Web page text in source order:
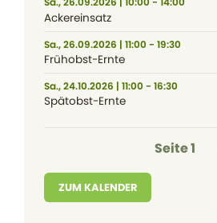
Ackereinsatz
Sa., 26.09.2026 | 11:00 - 19:30
Frühobst-Ernte
Sa., 24.10.2026 | 11:00 - 16:30
Spätobst-Ernte
Seite 1
ZUM KALENDER